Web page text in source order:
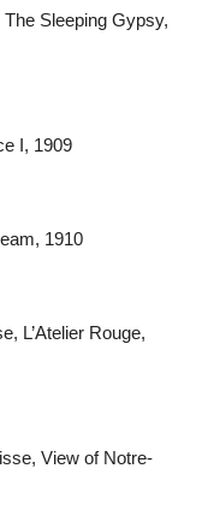
Sleeping Gypsy,
I, 1909
1910
L’Atelier Rouge,
View of Notre-